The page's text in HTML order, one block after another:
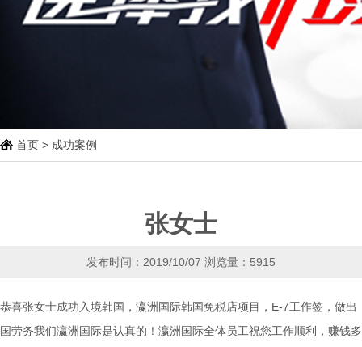
首页 > 成功案例
张女士
发布时间：2019/10/07 浏览量：5915
恭喜张女士成功入境韩国，瀛洲国际韩国免税店项目，E-7工作签，做出
国劳务我们瀛洲国际是认真的！瀛洲国际全体员工祝您工作顺利，赚钱多